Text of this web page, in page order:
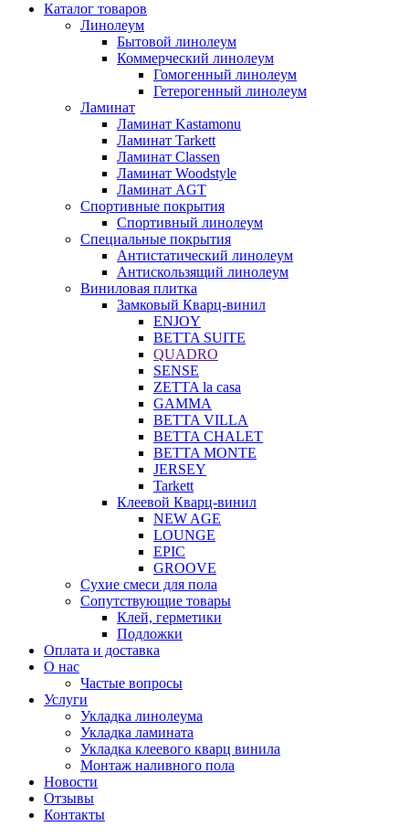
Каталог товаров
Линолеум
Бытовой линолеум
Коммерческий линолеум
Гомогенный линолеум
Гетерогенный линолеум
Ламинат
Ламинат Kastamonu
Ламинат Tarkett
Ламинат Classen
Ламинат Woodstyle
Ламинат AGT
Спортивные покрытия
Спортивный линолеум
Специальные покрытия
Антистатический линолеум
Антискользящий линолеум
Виниловая плитка
Замковый Кварц-винил
ENJOY
BETTA SUITE
QUADRO
SENSE
ZETTA la casa
GAMMA
BETTA VILLA
BETTA CHALET
BETTA MONTE
JERSEY
Tarkett
Клеевой Кварц-винил
NEW AGE
LOUNGE
EPIC
GROOVE
Сухие смеси для пола
Сопутствующие товары
Клей, герметики
Подложки
Оплата и доставка
О нас
Частые вопросы
Услуги
Укладка линолеума
Укладка ламината
Укладка клеевого кварц винила
Монтаж наливного пола
Новости
Отзывы
Контакты